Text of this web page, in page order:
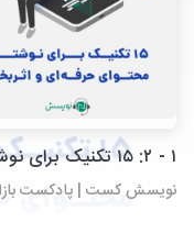
۱ - ۲: ۱۵ تکنیک برای نوشتن محتوای حرفه‌ ای و اثربخش
نویسش کست | پادکست